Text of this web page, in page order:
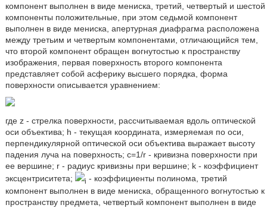
компонент выполнен в виде мениска, третий, четвертый и шестой
компоненты положительные, при этом седьмой компонент
выполнен в виде мениска, апертурная диафрагма расположена
между третьим и четвертым компонентами, отличающийся тем,
что второй компонент обращен вогнутостью к пространству
изображения, первая поверхность второго компонента
представляет собой асферику высшего порядка, форма
поверхности описывается уравнением:
где z - стрелка поверхности, рассчитываемая вдоль оптической
оси объектива; h - текущая координата, измеряемая по оси,
перпендикулярной оптической оси объектива выражает высоту
падения луча на поверхность; c=1/r - кривизна поверхности при
ее вершине; r - радиус кривизны при вершине; k - коэффициент
эксцентриситета;
i - коэффициенты полинома, третий
компонент выполнен в виде мениска, обращенного вогнутостью к
пространству предмета, четвертый компонент выполнен в виде